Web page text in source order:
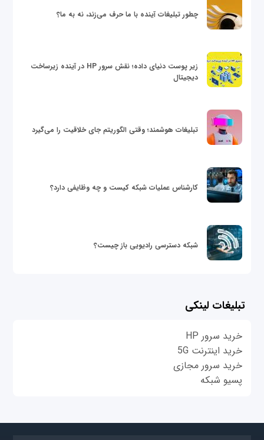
چطور تبلیغات آینده با ما حرف می‌زند، نه به ما؟
زیر پوست دنیای داده؛ نقش سرور HP در آینده زیرساخت
دیجیتال
تبلیغات هوشمند؛ وقتی الگوریتم جای خلاقیت را می‌گیرد
کارشناس عملیات شبکه کیست و چه وظایفی دارد؟
شبکه دسترسی رادیویی باز چیست؟
تبلیغات لینکی
خرید سرور HP
خرید اینترنت 5G
خرید سرور مجازی
پسیو شبکه